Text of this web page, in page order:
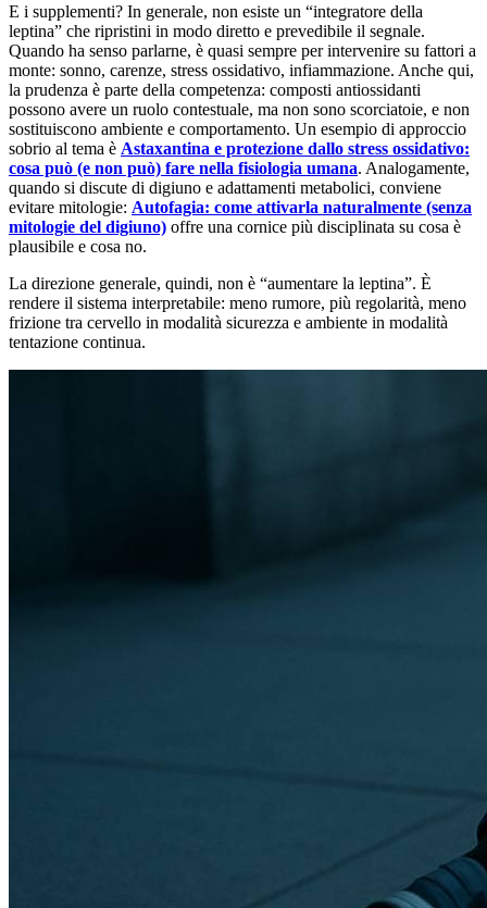
E i supplementi? In generale, non esiste un “integratore della
leptina” che ripristini in modo diretto e prevedibile il segnale.
Quando ha senso parlarne, è quasi sempre per intervenire su fattori a
monte: sonno, carenze, stress ossidativo, infiammazione. Anche qui,
la prudenza è parte della competenza: composti antiossidanti
possono avere un ruolo contestuale, ma non sono scorciatoie, e non
sostituiscono ambiente e comportamento. Un esempio di approccio
sobrio al tema è Astaxantina e protezione dallo stress ossidativo:
cosa può (e non può) fare nella fisiologia umana. Analogamente,
quando si discute di digiuno e adattamenti metabolici, conviene
evitare mitologie: Autofagia: come attivarla naturalmente (senza
mitologie del digiuno) offre una cornice più disciplinata su cosa è
plausibile e cosa no.
La direzione generale, quindi, non è “aumentare la leptina”. È
rendere il sistema interpretabile: meno rumore, più regolarità, meno
frizione tra cervello in modalità sicurezza e ambiente in modalità
tentazione continua.